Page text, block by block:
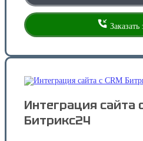
Интеграция сайта с
Битрикс24